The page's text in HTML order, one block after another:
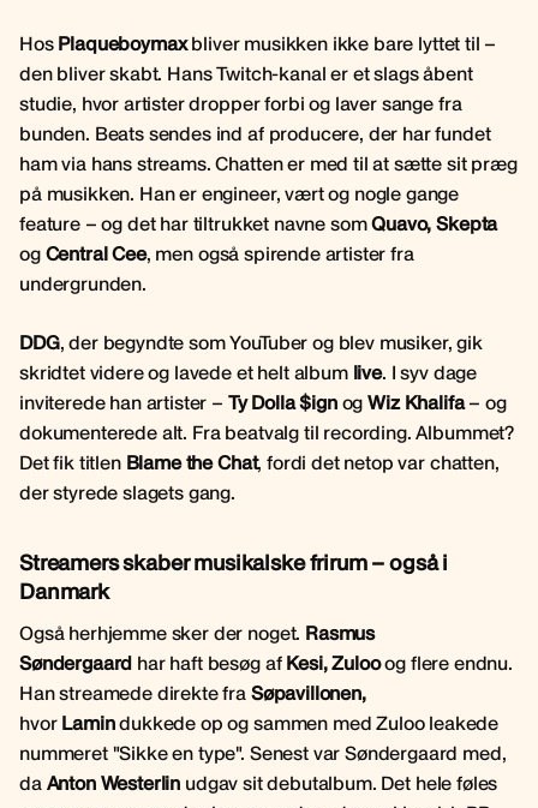
HosPlaqueboymaxbliver musikken ikke bare lyttet til –
den bliver skabt. Hans Twitch-kanal er et slags åbent
studie, hvor artister dropper forbi og laver sange fra
bunden. Beats sendes ind af producere, der har fundet
ham via hans streams. Chatten er med til at sætte sit præg
på musikken. Han er engineer, vært og nogle gange
feature – og det har tiltrukket navne somQuavo, Skepta
ogCentral Cee, men også spirende artister fra
undergrunden.
DDG, der begyndte som YouTuber og blev musiker, gik
skridtet videre og lavede et helt album live. I syv dage
inviterede han artister – Ty Dolla $ignogWiz Khalifa– og
dokumenterede alt. Fra beatvalg til recording. Albummet?
Det fik titlen Blame the Chat, fordi det netop var chatten,
der styrede slagets gang.
Streamers skaber musikalske frirum – også i
Danmark
Også herhjemme sker der noget. Rasmus
Søndergaard har haft besøg afKesi, Zulooog flere endnu.
Han streamede direkte fraSøpavillonen,
hvorLamindukkede op og sammen med Zuloo leakede
nummeret "Sikke en type". Senest var Søndergaard med,
daAnton Westerlin udgav sit debutalbum. Det hele føles